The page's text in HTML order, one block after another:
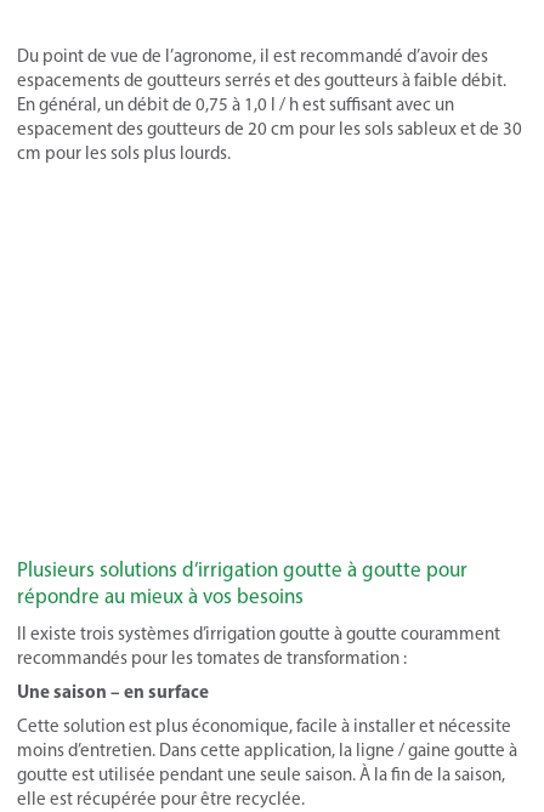
Du point de vue de l’agronome, il est recommandé d’avoir des
espacements de goutteurs serrés et des goutteurs à faible débit.
En général, un débit de 0,75 à 1,0 l / h est suffisant avec un
espacement des goutteurs de 20 cm pour les sols sableux et de 30
cm pour les sols plus lourds.
Plusieurs solutions d’irrigation goutte à goutte pour
répondre au mieux à vos besoins
Il existe trois systèmes d’irrigation goutte à goutte couramment
recommandés pour les tomates de transformation :
Une saison – en surface
Cette solution est plus économique, facile à installer et nécessite
moins d’entretien. Dans cette application, la ligne / gaine goutte à
goutte est utilisée pendant une seule saison. À la fin de la saison,
elle est récupérée pour être recyclée.